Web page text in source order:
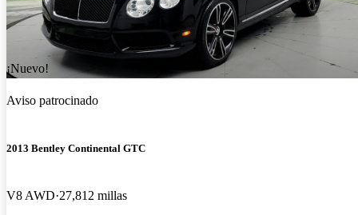
¡Nuevo!
Aviso patrocinado
2013 Bentley Continental GTC
V8 AWD 27,812 millas